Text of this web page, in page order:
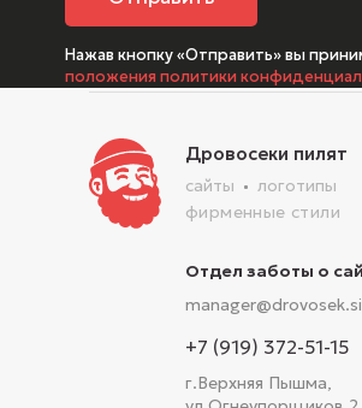
Нажав кнопку «Отправить» вы
положения политики
Отдел заботы о
г.Верхняя Пышма,
+7 (919) 372-51-15
сайты
логотипы
фирменные стили
Дровосеки пилят